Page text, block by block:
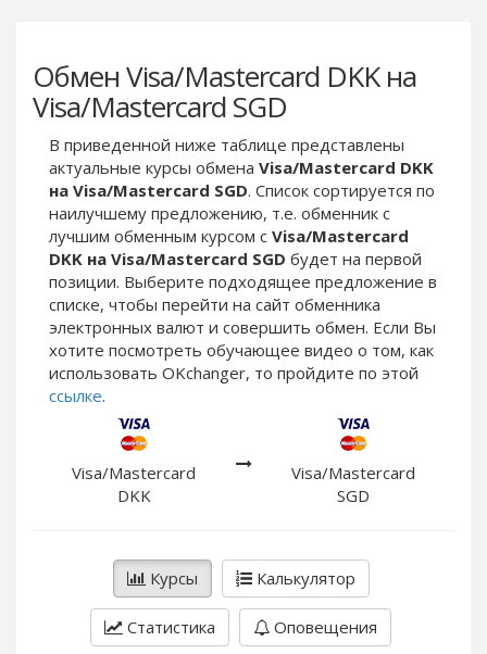
Обмен Visa/Mastercard DKK на
Visa/Mastercard SGD
В приведенной ниже таблице представлены
актуальные курсы обмена Visa/Mastercard DKK
на Visa/Mastercard SGD. Список сортируется по
наилучшему предложению, т.е. обменник с
лучшим обменным курсом с Visa/Mastercard
DKK на Visa/Mastercard SGD будет на первой
позиции. Выберите подходящее предложение в
списке, чтобы перейти на сайт обменника
электронных валют и совершить обмен. Если Вы
хотите посмотреть обучающее видео о том, как
использовать OKchanger, то пройдите по этой
ссылке.
Visa/Mastercard
DKK
Visa/Mastercard
SGD
Курсы Калькулятор
Статистика Оповещения
Payeer Tether ERC20
(USDT)
Payeer UAH
ЮMoney RUB
ЮMoney KZT
PayPal USD
PayPal EUR
PayPal GBP
PayPal CAD
PayPal AUD
PayPal RUB
PayPal CZK
PayPal DKK
PayPal HKD
PayPal NOK
PayPal PLN
PayPal SGD
Payeer Tether ERC20
(USDT)
ЮMoney RUB
ЮMoney KZT
PayPal USD
PayPal EUR
PayPal GBP
PayPal CAD
PayPal AUD
PayPal RUB
PayPal DKK
PayPal HKD
PayPal JPY
PayPal NOK
PayPal PLN
PayPal SGD